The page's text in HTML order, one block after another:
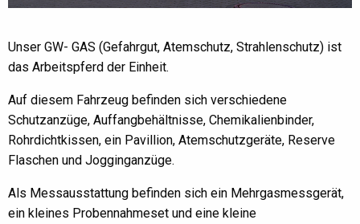
Unser GW- GAS (Gefahrgut, Atemschutz, Strahlenschutz) ist
das Arbeitspferd der Einheit.
Auf diesem Fahrzeug befinden sich verschiedene
Schutzanzüge, Auffangbehältnisse, Chemikalienbinder,
Rohrdichtkissen, ein Pavillion, Atemschutzgeräte, Reserve
Flaschen und Jogginganzüge.
Als Messausstattung befinden sich ein Mehrgasmessgerät,
ein kleines Probennahmeset und eine kleine